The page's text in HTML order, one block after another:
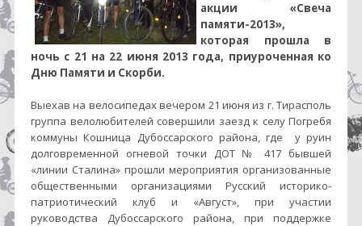
акции «Свеча
памяти-2013»,
которая прошла в
ночь с 21 на 22 июня 2013 года, приуроченная ко
Дню Памяти и Скорби.
Выехав на велосипедах вечером 21 июня из г. Тирасполь
группа велолюбителей совершили заезд к селу Погребя
коммуны Кошница Дубоссарского района, где у руин
долговременной огневой точки ДОТ № 417 бывшей
«линии Сталина» прошли мероприятия организованные
общественными организациями Русский историко-
патриотический клуб и «Август», при участии
руководства Дубоссарского района, при поддержке